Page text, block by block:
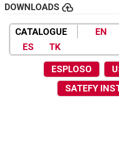
DOWNLOADS cloud_upload
CATALOGUE EN
ES
TK
ESPLOSO
SATEFY